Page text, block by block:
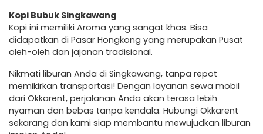
Kopi Bubuk Singkawang
Kopi ini memiliki Aroma yang sangat khas. Bisa
didapatkan di Pasar Hongkong yang merupakan Pusat
oleh-oleh dan jajanan tradisional.
Nikmati liburan Anda di Singkawang, tanpa repot
memikirkan transportasi! Dengan layanan sewa mobil
dari Okkarent, perjalanan Anda akan terasa lebih
nyaman dan bebas tanpa kendala. Hubungi Okkarent
sekarang dan kami siap membantu mewujudkan liburan